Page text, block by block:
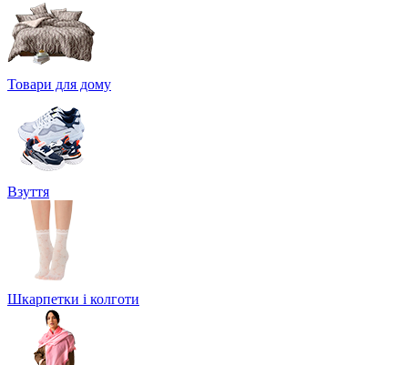
Товари для дому
Взуття
Шкарпетки і колготи